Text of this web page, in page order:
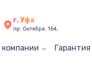
г. Уфа
пр. Октября, 164,
компании Гарантия